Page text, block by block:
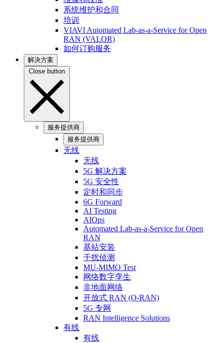
系统维护和合同
培训
VIAVI Automated Lab-as-a-Service for Open
RAN (VALOR)
如何订购服务
解决方案
Close button
服务提供商
服务提供商
无线
无线
5G 解决方案
5G 安全性
定时和同步
6G Forward
AI Testing
AIOps
Automated Lab-as-a-Service for Open
RAN
基站安装
干扰侦测
MU-MIMO Test
网络数字孪生
非地面网络
开放式 RAN (O-RAN)
5G 专网
RAN Intelligence Solutions
有线
有线